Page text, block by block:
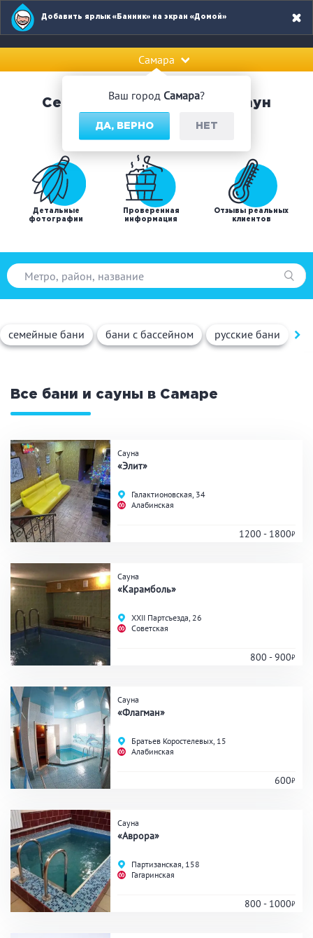
Ваш город Самара?
ДА, ВЕРНО НЕТ
Самара
Добавить ярлык «Банник» на экран «Домой»
Сервис по поиску бань и саун
Детальные
фотографии
Проверенная
информация
Отзывы реальных
клиентов
Русская баня
Турецкая баня
На дровах
Поводы
Загородный отдых
Праздник/Корпоратив
Вместимость
до 10 человек
от 20 человек
Массаж
Кедровая бочка
СПА
Гидромассаж
Банный чан
Общие
Круглосуточно
Общественные бани
Банный комплекс
семейные бани бани с бассейном русские бани
Все бани и сауны в Самаре
Сауна
«Элит»
Галактионовская, 34
Алабинская
1200 - 1800
Сауна
«Карамболь»
ХХII Партсъезда, 26
Советская
800 - 900
Сауна
«Флагман»
Братьев Коростелевых, 15
Алабинская
600
Сауна
«Аврора»
Партизанская, 158
Гагаринская
800 - 1000